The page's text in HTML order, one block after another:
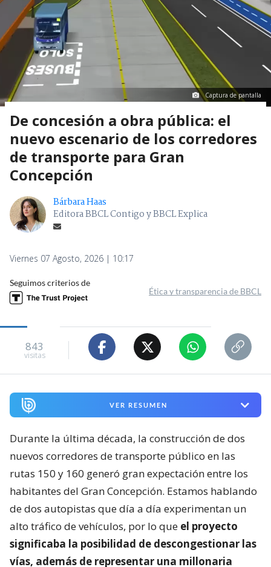
Captura de pantalla
De concesión a obra pública: el
nuevo escenario de los corredores
de transporte para Gran
Concepción
Bárbara Haas
Editora BBCL Contigo y BBCL Explica
Viernes 07 Agosto, 2026 | 10:17
Seguimos criterios de
Ética y transparencia de BBCL
843
visitas
VER RESUMEN
Durante la última década, la construcción de dos
nuevos corredores de transporte público en las
rutas 150 y 160 generó gran expectación entre los
habitantes del Gran Concepción. Estamos hablando
de dos autopistas que día a día experimentan un
alto tráfico de vehículos, por lo que el proyecto
significaba la posibilidad de descongestionar las
vías, además de representar una millonaria